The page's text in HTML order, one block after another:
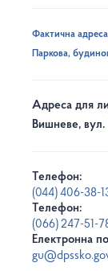
Фактична
Паркова,
Адреса для
Вишневе,
Телефон:
(044) 406-38-
Телефон:
(066) 247-51-
Електронна